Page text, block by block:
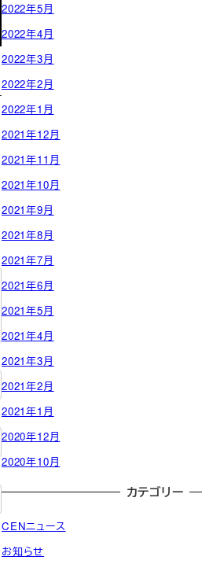
2022年5月
2022年4月
2022年3月
2022年2月
2022年1月
2021年12月
2021年11月
2021年10月
2021年9月
2021年8月
2021年7月
2021年6月
2021年5月
2021年4月
2021年3月
2021年2月
2021年1月
2020年12月
2020年10月
カテゴリー
CENニュース
お知らせ